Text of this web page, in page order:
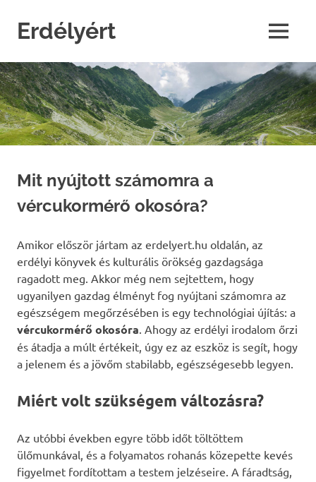
contentErdélyért MENU
Mit nyújtott számomra a
vércukormérő okosóra?
Amikor először jártam az erdelyert.hu oldalán, az
erdélyi könyvek és kulturális örökség gazdagsága
ragadott meg. Akkor még nem sejtettem, hogy
ugyanilyen gazdag élményt fog nyújtani számomra az
egészségem megőrzésében is egy technológiai újítás: a
vércukormérő okosóra . Ahogy az erdélyi irodalom őrzi
és átadja a múlt értékeit, úgy ez az eszköz is segít, hogy
a jelenem és a jövőm stabilabb, egészségesebb legyen.
Miért volt szükségem változásra?
Az utóbbi években egyre több időt töltöttem
ülőmunkával, és a folyamatos rohanás közepette kevés
figyelmet fordítottam a testem jelzéseire. A fáradtság,